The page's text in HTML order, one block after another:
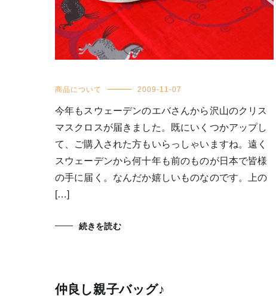
商品について 2009-11-07
今年もスウェーデンのエバさんから沢山のクリス
マスクロスが届きました。既にいくつかアップし
て、ご購入された方もいらっしゃいますね。遠く
スウェーデンから何十年も前のものが日本で皆様
の手に届く。なんだか嬉しいものなのです。上の
[…]
続きを読む
仲良し親子バッグ♪